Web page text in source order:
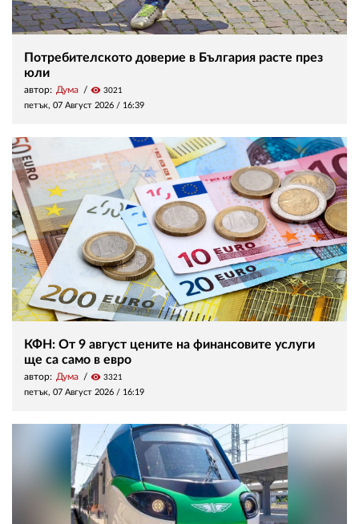
Потребителското доверие в България расте през
юли
автор: Дума visibility 3021
петък, 07 Август 2026 / 16:39
КФН: От 9 август цените на финансовите услуги
ще са само в евро
автор: Дума visibility 3321
петък, 07 Август 2026 / 16:19